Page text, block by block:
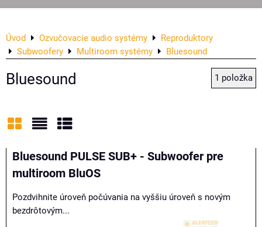
Úvod Ozvučovacie audio systémy
Reproduktory
Subwoofery
Multiroom systémy Bluesound
Bluesound 1 položka
Mriežka
Bluesound PULSE SUB+ - Subwoofer pre
multiroom BluOS
Pozdvihnite úroveň počúvania na vyššiu úroveň s novým
bezdrôtovým...